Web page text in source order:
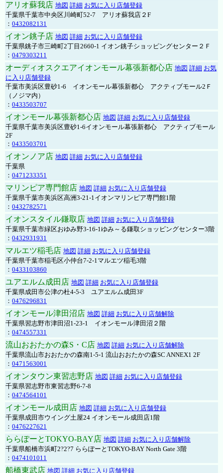
アリオ蘇我店 地図 詳細 お気に入り店舗登録
千葉県千葉市中央区川崎町52-7 アリオ蘇我店２F
： 0432082131
イオン銚子店 地図 詳細 お気に入り店舗登録
千葉県銚子市三崎町2丁目2660-1 イオン銚子ショッピングセンター２Ｆ
： 0479303211
オーディオスクエアイオンモール幕張新都心店 地図 詳細 お気
に入り店舗登録
千葉市美浜区豊砂1-6 イオンモール幕張新都心 アクティブモール2Ｆ
（ノジマ内）
： 0433503707
イオンモール幕張新都心店 地図 詳細 お気に入り店舗登録
千葉県千葉市美浜区豊砂1-6イオンモール幕張新都心 アクティブモール
2F
： 0433503701
イオンノア店 地図 詳細 お気に入り店舗登録
千葉県
： 0471233351
マリンピア専門館店 地図 詳細 お気に入り店舗登録
千葉県千葉市美浜区高洲3-21-1イオンマリンピア専門館1階
： 0432782571
イオンスタイル鎌取店 地図 詳細 お気に入り店舗登録
千葉県千葉市緑区おゆみ野3-16-1ゆみ～る鎌取ショッピングセンター3階
： 0432931931
マルエツ稲毛店 地図 詳細 お気に入り店舗登録
千葉県千葉市稲毛区小仲台7-2-1マルエツ稲毛3階
： 0433103860
ユアエルム成田店 地図 詳細 お気に入り店舗登録
千葉県成田市公津の杜4-5-3 ユアエルム成田3F
： 0476296831
イオンモール津田沼店 地図 詳細 お気に入り店舗解除
千葉県習志野市津田沼1-23-1 イオンモール津田沼２階
： 0474557331
流山おおたかの森S・C店 地図 詳細 お気に入り店舗解除
千葉県流山市おおたかの森南1-5-1 流山おおたかの森SC ANNEX1 2F
： 0471563001
イオンタウン東習志野店 地図 詳細 お気に入り店舗登録
千葉県習志野市東習志野6-7-8
： 0474564101
イオンモール成田店 地図 詳細 お気に入り店舗登録
千葉県成田市ウイング土屋24 イオンモール成田店1階
： 0476227621
ららぽーとTOKYO-BAY店 地図 詳細 お気に入り店舗解除
千葉県船橋市浜町2?2?7 ららぽーとTOKYO-BAY North Gate 3階
： 0474101011
船橋東武店 地図 詳細 お気に入り店舗登録